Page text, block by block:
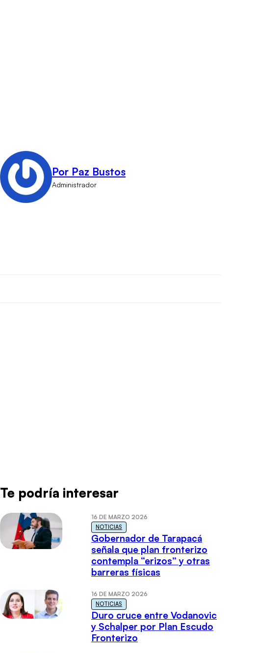
Por Paz Bustos
Administrador
Te podría interesar
16 DE MARZO 2026
NOTICIAS
Gobernador de Tarapacá
señala que plan fronterizo
contempla “erizos” y otras
barreras físicas
16 DE MARZO 2026
NOTICIAS
Duro cruce entre Vodanovic
y Schalper por Plan Escudo
Fronterizo